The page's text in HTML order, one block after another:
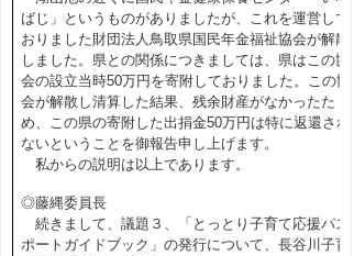
ばじ」というものがありましたが、これを運営して
おりました財団法人鳥取県国民年金福祉協会が解散
しました。県との関係につきましては、県はこの協
会の設立当時50万円を寄附しておりました。この協
会が解散し清算した結果、残余財産がなかったた
め、この県の寄附した出捐金50万円は特に返還され
ないということを御報告申し上げます。
私からの説明は以上であります。
◎藤縄委員長
続きまして、議題３、「とっとり子育て応援パス
ポートガイドブック」の発行について、長谷川子育